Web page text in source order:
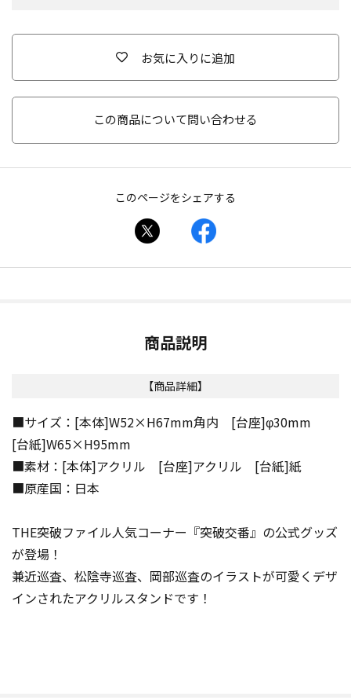
お気に入りに追加
この商品について問い合わせる
このページをシェアする
商品説明
【商品詳細】
■サイズ：[本体]W52×H67mm角内 [台座]φ30mm
[台紙]W65×H95mm
■素材：[本体]アクリル [台座]アクリル [台紙]紙
■原産国：日本
THE突破ファイル人気コーナー『突破交番』の公式グッズ
が登場！
兼近巡査、松陰寺巡査、岡部巡査のイラストが可愛くデザ
インされたアクリルスタンドです！